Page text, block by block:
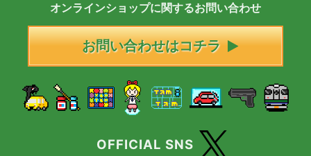
オンラインショップに関するお問い合わせ
お問い合わせはコチラ
OFFICIAL SNS